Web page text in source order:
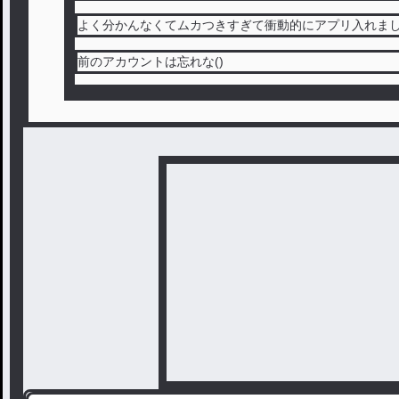
よく分かんなくてムカつきすぎて衝動的にアプリ入れま
前のアカウントは忘れな()